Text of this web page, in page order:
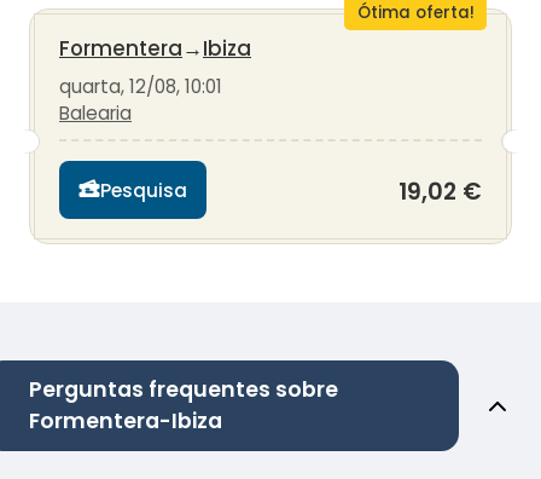
Ótima oferta!
Formentera→Ibiza
quarta, 12/08, 10:01
Balearia
Pesquisa 19,02 €
Perguntas frequentes sobre
Formentera-Ibiza